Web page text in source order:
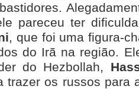
pareceu ter
, que foi uma figura-
do Irã na região.
do Hezbollah,
trazer os russos para